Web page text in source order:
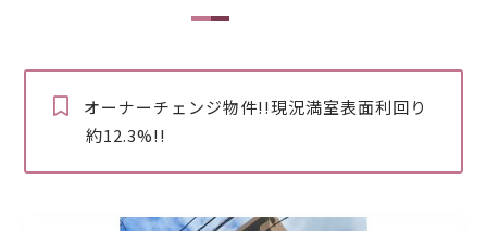
オーナーチェンジ物件!!現況満室表面利回り
約12.3%!!